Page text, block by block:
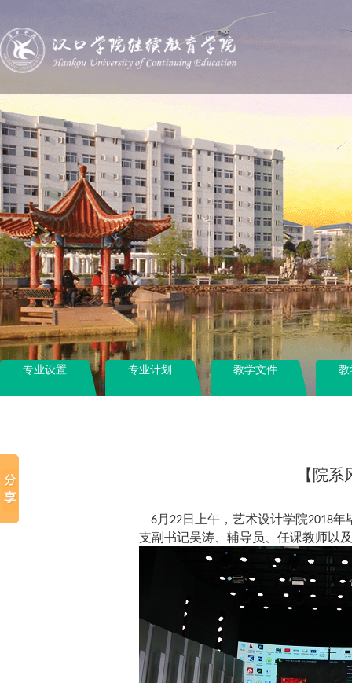
专业设置 专业计划 教学文件 教
【院
6月 22日上午，艺术设计学院2018年
支副书记吴涛、辅导员、任课教师以